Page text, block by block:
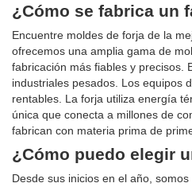
¿Cómo se fabrica un
Encuentre moldes de forja de la
ofrecemos una amplia gama de
fabricación más fiables y precisos.
industriales pesados. Los equipos
rentables. La forja utiliza energía
única que conecta a millones de
fabrican con materia prima de
¿Cómo puedo elegir
Desde sus inicios en el año,